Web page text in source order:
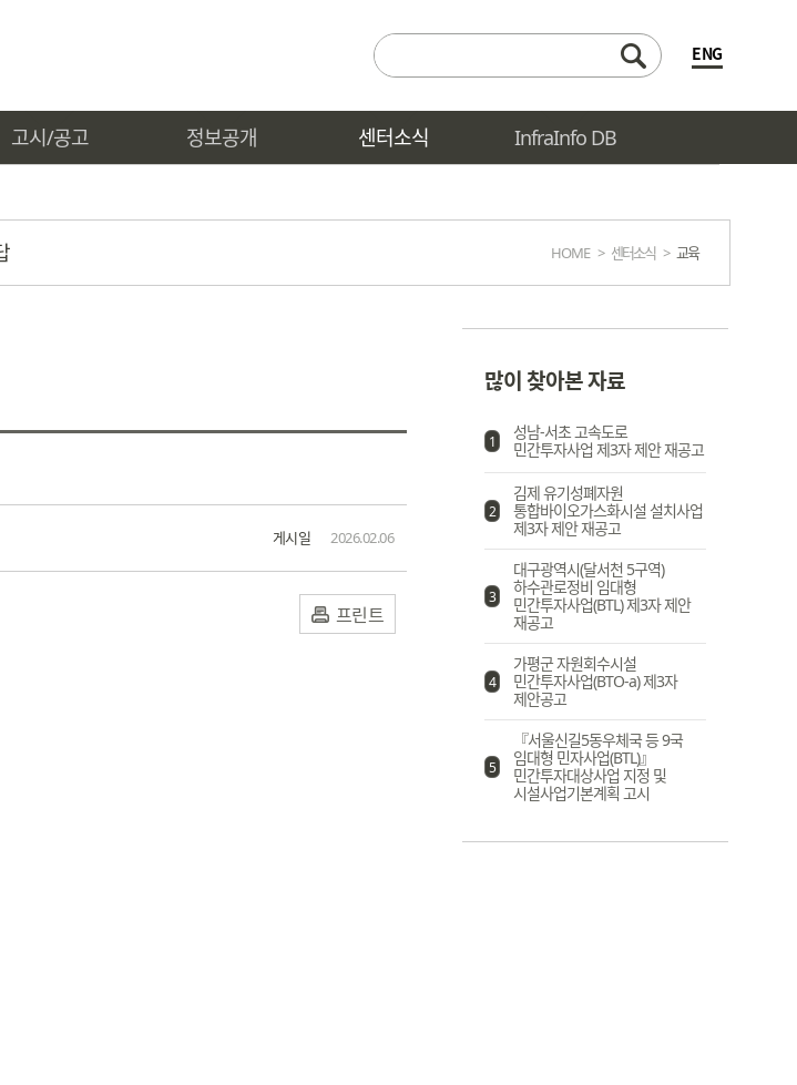
ENG
고시/공고 정보공개 센터소식 InfraInfo DB
HOME > 센터소식 > 교육
게시일 2026.02.06
프린트
많이 찾아본 자료
1
성남-서초 고속도로
민간투자사업 제3자 제안 재공고
2
김제 유기성폐자원
통합바이오가스화시설 설치사업
제3자 제안 재공고
3
대구광역시(달서천 5구역)
하수관로정비 임대형
민간투자사업(BTL) 제3자 제안
재공고
4
가평군 자원회수시설
민간투자사업(BTO-a) 제3자
제안공고
5
『서울신길5동우체국 등 9국
임대형 민자사업(BTL)』
민간투자대상사업 지정 및
시설사업기본계획 고시